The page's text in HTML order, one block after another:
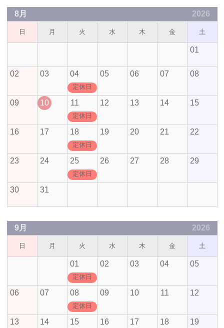
8月 2026
日 月 火 水 木 金 土
01
02 03 04
定休日
05 06 07 08
09 10 11
定休日
12 13 14 15
16 17 18
定休日
19 20 21 22
23 24 25
定休日
26 27 28 29
30 31
9月 2026
日 月 火 水 木 金 土
01
定休日
02 03 04 05
06 07 08
定休日
09 10 11 12
13 14 15 16 17 18 19